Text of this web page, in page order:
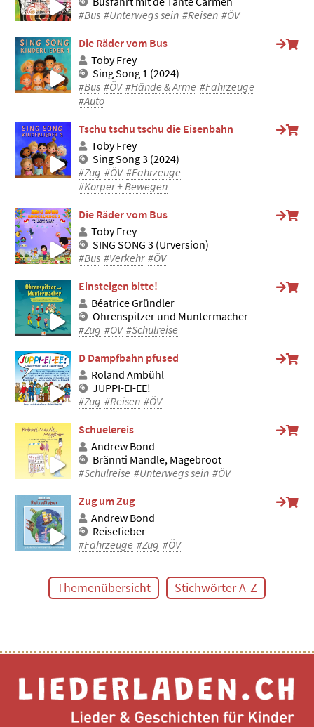
#Bus #Unterwegs sein #Reisen #ÖV
Die Räder vom Bus
Toby Frey
Sing Song 1 (2024)
#Bus #ÖV #Hände & Arme #Fahrzeuge
#Auto
Tschu tschu tschu die Eisenbahn
Toby Frey
Sing Song 3 (2024)
#Zug #ÖV #Fahrzeuge
#Körper + Bewegen
Die Räder vom Bus
Toby Frey
SING SONG 3 (Urversion)
#Bus #Verkehr #ÖV
Einsteigen bitte!
Béatrice Gründler
Ohrenspitzer und Muntermacher
#Zug #ÖV #Schulreise
D Dampfbahn pfused
Roland Ambühl
JUPPI-EI-EE!
#Zug #Reisen #ÖV
Schuelereis
Andrew Bond
Brännti Mandle, Magebroot
#Schulreise #Unterwegs sein #ÖV
Zug um Zug
Andrew Bond
Reisefieber
#Fahrzeuge #Zug #ÖV
Themenübersicht Stichwörter A-Z